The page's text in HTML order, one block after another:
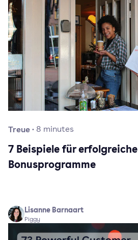
Treue· 8 minutes
7 Beispiele für erfolgreiche
Bonusprogramme
Lisanne Barnaart
Piggy